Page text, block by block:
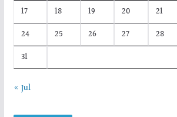
17
18 19 20 21
24
25 26 27 28
31
« Jul